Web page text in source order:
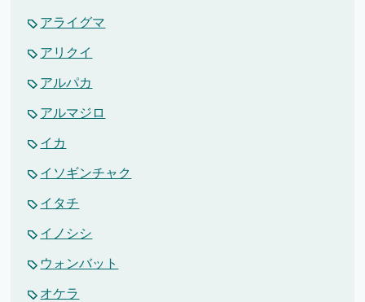
アライグマ
アリクイ
アルパカ
アルマジロ
イカ
イソギンチャク
イタチ
イノシシ
ウォンバット
オケラ